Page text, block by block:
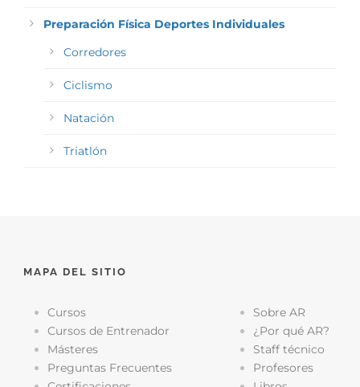
Preparación Física Deportes Individuales
Corredores
Ciclismo
Natación
Triatlón
MAPA DEL SITIO
Cursos
Cursos de Entrenador
Másteres
Preguntas Frecuentes
Sobre AR
¿Por qué AR?
Staff técnico
Profesores